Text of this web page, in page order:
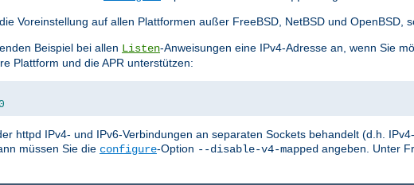
Voreinstellung auf allen Plattformen außer FreeBSD, NetBSD und OpenBSD,
Beispiel bei allen Listen-Anweisungen eine IPv4-Adresse an, wenn Sie
Plattform und die APR unterstützen:
httpd IPv4- und IPv6-Verbindungen an separaten Sockets behandelt (d.h.
müssen Sie die configure-Option --disable-v4-mapped angeben. Unter